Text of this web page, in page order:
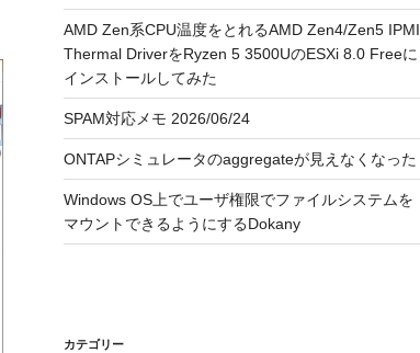
AMD Zen系CPU温度をとれるAMD Zen4/Zen5 IPMI
Thermal DriverをRyzen 5 3500UのESXi 8.0 Freeに
インストールしてみた
SPAM対応メモ 2026/06/24
ONTAPシミュレータのaggregateが見えなくなった
Windows OS上でユーザ権限でファイルシステムを
マウントできるようにするDokany
カテゴリー